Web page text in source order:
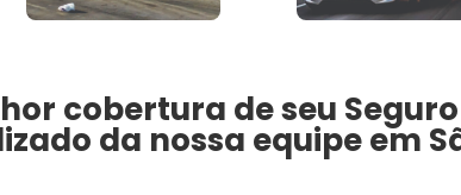
cobertura de seu
da nossa equipe em